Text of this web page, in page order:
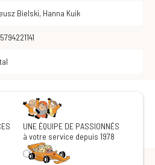
Bielski, Hanna Kuik
UNE ÉQUIPE DE PASSIONNÉS
à votre service depuis 1978